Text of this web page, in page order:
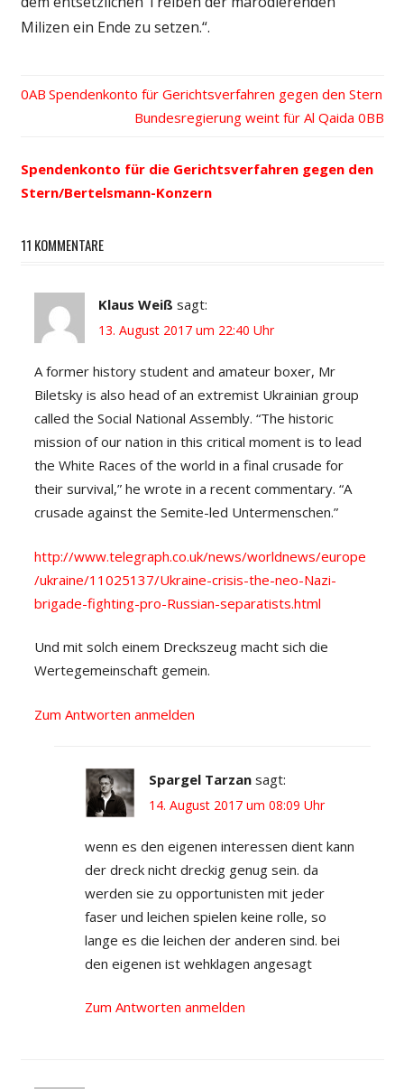
Milizen ein Ende zu setzen.“.
Vorheriger
Spendenkonto für Gerichtsverfahren gegen den Stern
Nächster
Bundesregierung weint für Al Qaida
Spendenkonto für die Gerichtsverfahren gegen den
Stern/Bertelsmann-Konzern
11 KOMMENTARE
Klaus Weiß sagt:
13. August 2017 um 22:40 Uhr
A former history student and amateur boxer, Mr
Biletsky is also head of an extremist Ukrainian group
called the Social National Assembly. “The historic
mission of our nation in this critical moment is to lead
the White Races of the world in a final crusade for
their survival,” he wrote in a recent commentary. “A
crusade against the Semite-led Untermenschen.”
http://www.telegraph.co.uk/news/worldnews/europe
/ukraine/11025137/Ukraine-crisis-the-neo-Nazi-
brigade-fighting-pro-Russian-separatists.html
Und mit solch einem Dreckszeug macht sich die
Wertegemeinschaft gemein.
Zum Antworten anmelden
Spargel Tarzan sagt:
14. August 2017 um 08:09 Uhr
wenn es den eigenen interessen dient kann
der dreck nicht dreckig genug sein. da
werden sie zu opportunisten mit jeder
faser und leichen spielen keine rolle, so
lange es die leichen der anderen sind. bei
den eigenen ist wehklagen angesagt
Zum Antworten anmelden